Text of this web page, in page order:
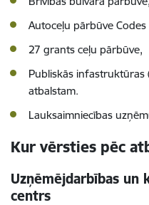
Autoceļu pārbūve
27 grants ceļu pārbūve,
Publiskās infastruktūras
atbalstam.
Lauksaimniecības
Kur vērsties pēc
Uzņēmējdarbības
centrs